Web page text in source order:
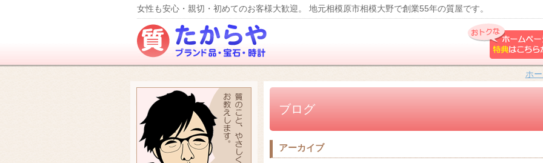
女性も安心・親切・初めてのお客様大歓迎。 地元相模原市相模大野で創業55年の質屋です。
ホ
ブログ
アーカイブ